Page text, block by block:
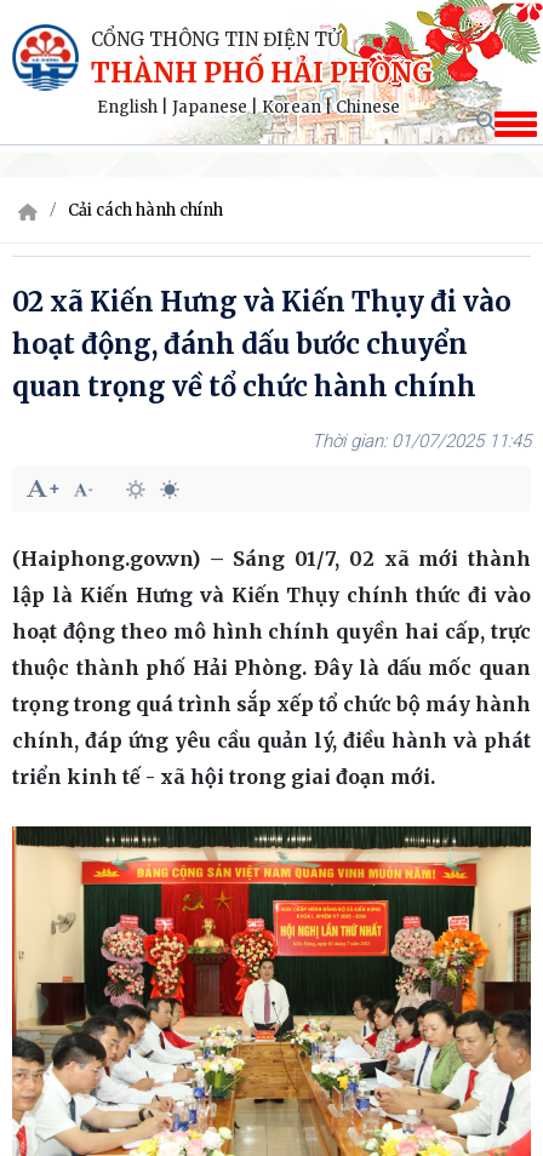
CỔNG THÔNG TIN ĐIỆN TỬ
THÀNH PHỐ HẢI PHÒNG
English Japanese|Korean|Chinese
Cải cách hành chính
02 xã Kiến Hưng và Kiến Thụy đi vào
hoạt động, đánh dấu bước chuyển
quan trọng về tổ chức hành chính
01/07/2025 11:45
(Haiphong.gov.vn) – Sáng 01/7, 02 xã mới thành
lập là Kiến Hưng và Kiến Thụy chính thức đi vào
hoạt động theo mô hình chính quyền hai cấp, trực
thuộc thành phố Hải Phòng. Đây là dấu mốc quan
trọng trong quá trình sắp xếp tổ chức bộ máy hành
chính, đáp ứng yêu cầu quản lý, điều hành và phát
triển kinh tế - xã hội trong giai đoạn mới.